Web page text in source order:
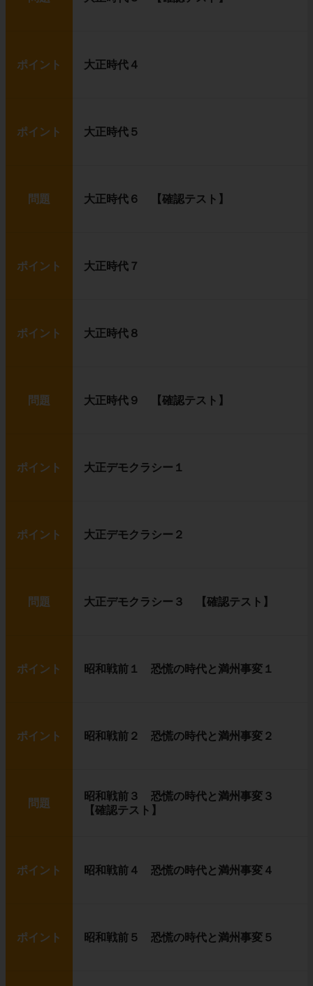
ポイント 大正時代４
ポイント 大正時代５
問題 大正時代６ 【確認テスト】
ポイント 大正時代７
ポイント 大正時代８
問題 大正時代９ 【確認テスト】
ポイント 大正デモクラシー１
ポイント 大正デモクラシー２
問題 大正デモクラシー３ 【確認テスト】
ポイント 昭和戦前１ 恐慌の時代と満州事変１
ポイント 昭和戦前２ 恐慌の時代と満州事変２
問題
昭和戦前３ 恐慌の時代と満州事変３
【確認テスト】
ポイント 昭和戦前４ 恐慌の時代と満州事変４
ポイント 昭和戦前５ 恐慌の時代と満州事変５